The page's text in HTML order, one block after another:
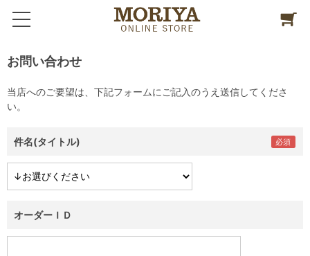
お問い合わせ
当店へのご要望は、下記フォームにご記入のうえ送信してくださ
い。
件名(タイトル)
オーダーＩＤ